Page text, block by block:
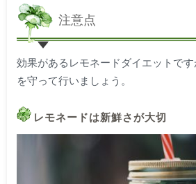
注意点
効果があるレモネードダイエットで
を守って行いましょう。
レモネードは新鮮さが大切